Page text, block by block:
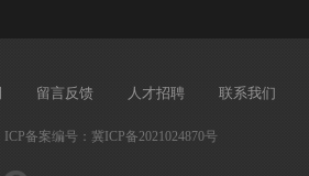
留言反馈 人才招聘 联系我们
ICP备案编号： 冀ICP备2021024870号